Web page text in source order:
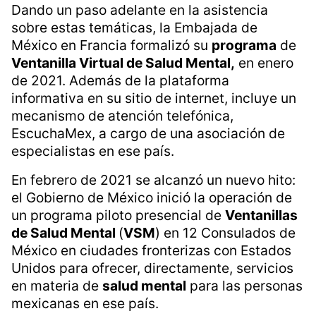
Dando un paso adelante en la asistencia
sobre estas temáticas, la Embajada de
México en Francia formalizó su programa de
Ventanilla Virtual de Salud Mental, en enero
de 2021. Además de la plataforma
informativa en su sitio de internet, incluye un
mecanismo de atención telefónica,
EscuchaMex, a cargo de una asociación de
especialistas en ese país.
En febrero de 2021 se alcanzó un nuevo hito:
el Gobierno de México inició la operación de
un programa piloto presencial de Ventanillas
de Salud Mental (VSM) en 12 Consulados de
México en ciudades fronterizas con Estados
Unidos para ofrecer, directamente, servicios
en materia de salud mental para las personas
mexicanas en ese país.